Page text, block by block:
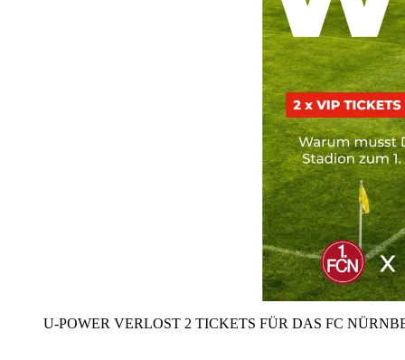
U‑POWER VERLOST 2 TICKETS FÜR DAS FC